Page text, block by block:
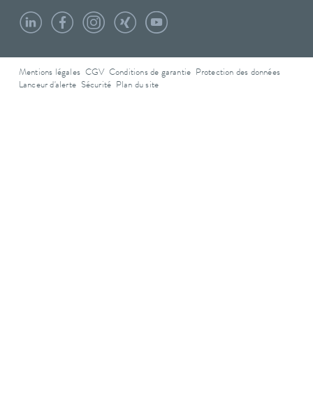
Mentions légales CGV Conditions de garantie
Protection des données
Lanceur d'alerte Sécurité Plan du site